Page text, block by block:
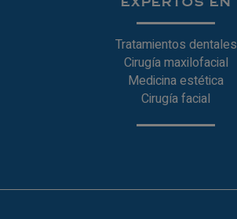
Tratamientos dentales
Cirugía maxilofacial
Medicina estética
Cirugía facial